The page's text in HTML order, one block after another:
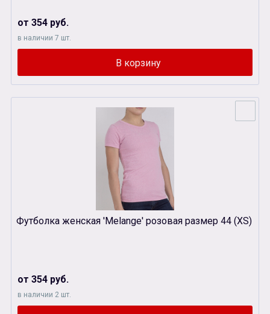
от 354 руб.
в наличии 7 шт.
Футболка женская 'Melange' розовая размер 44 (XS)
от 354 руб.
в наличии 2 шт.